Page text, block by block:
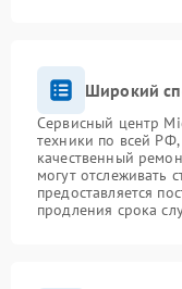
Широкий
Сервисный центр
техники по всей РФ,
качественный
могут отслеживать
предоставляется
продления срока